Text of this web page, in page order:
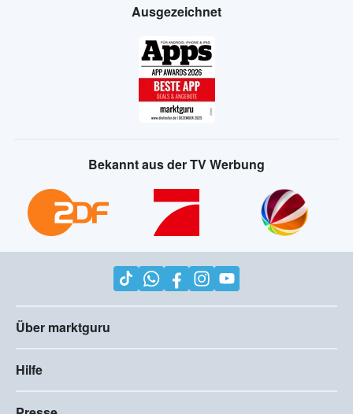
Ausgezeichnet
Bekannt aus der TV Werbung
Über marktguru
Hilfe